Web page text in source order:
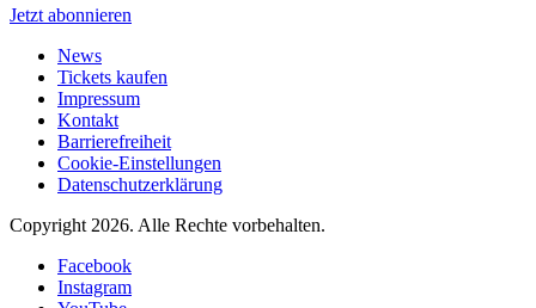
Jetzt abonnieren
News
Tickets kaufen
Impressum
Kontakt
Barrierefreiheit
Cookie-Einstellungen
Datenschutzerklärung
Copyright 2026. Alle Rechte vorbehalten.
Facebook
Instagram